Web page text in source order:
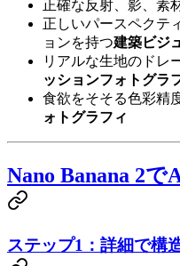
正確な反射、影、素
正しいパースペクテ
ョンを持つ建築ビジ
リアルな生地のドレ
ッションフォトグラ
食欲をそそる色彩精
ォトグラフィ
Nano Banana 2
ステップ1：詳細で構